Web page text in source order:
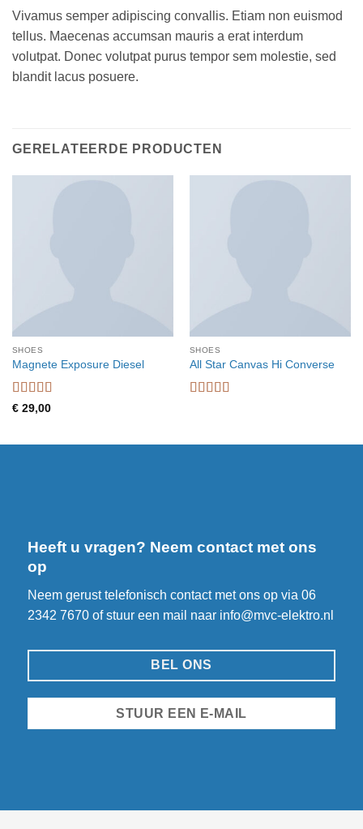
Vivamus semper adipiscing convallis. Etiam non euismod
tellus. Maecenas accumsan mauris a erat interdum
volutpat. Donec volutpat purus tempor sem molestie, sed
blandit lacus posuere.
GERELATEERDE PRODUCTEN
SHOES
Magnete Exposure Diesel
Waardering
€29,00
SHOES
All Star Canvas Hi Converse
Heeft u vragen? Neem contact met ons
op
Neem gerust telefonisch contact met ons op via 06
2342 7670of stuur een mail naar info@mvc-elektro.nl
BEL ONS
STUUR EEN E-MAIL